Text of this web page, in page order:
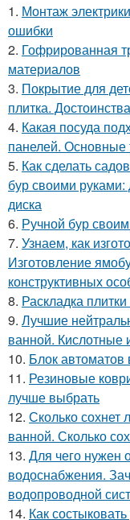
1. Монтаж
ошибки
2. Гофрированная
материалов
3. Покрытие для
плитка.
4. Какая посуда
панелей. Основные
5. Как сделать
бур своими руками:
диска
6. Ручной бур
7. Узнаем, как
Изготовление
конструктивных
8. Раскладка
9. Лучшие
ванной. Кислотные
10. Блок автоматов
11. Резиновые
лучше выбрать
12. Сколько сохнет
ванной. Сколько
13. Для чего нужен
водоснабжения.
водопроводной
14. Как